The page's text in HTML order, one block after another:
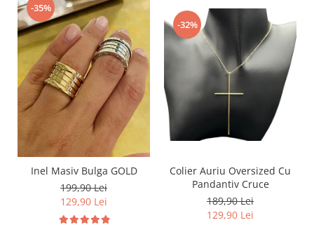
-35%
Inel Masiv Bulga GOLD
199,90 Lei
129,90 Lei
-32%
Colier Auriu Oversized Cu
Pandantiv Cruce
189,90 Lei
129,90 Lei